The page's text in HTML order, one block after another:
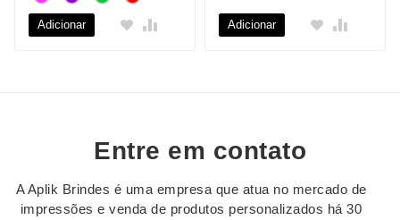
Adicionar Adicionar
Entre em contato
A Aplik Brindes é uma empresa que atua no mercado de
impressões e venda de produtos personalizados há 30